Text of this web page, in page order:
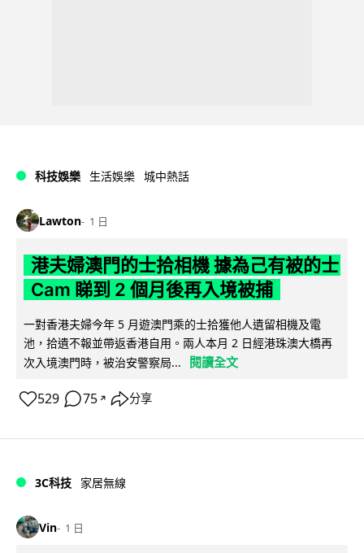
科技娛樂 生活娛樂 城中熱話
Lawton 1 日
港夫婦澳門的士拾相機 據為己有被的士
Cam 睇到 2 個月後再入境被捕
一對香港夫婦今年 5 月遊澳門乘的士拾獲他人遺留相機及電
池，拾遺不報並帶返香港自用。兩人本月 2 日經港珠澳大橋再
次入境澳門時，被治安警察局...
閱讀全文
529 75 ↗ 分享
3C科技 家居無線
Vin 1 日